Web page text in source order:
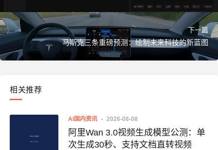
下一篇
马斯克三条重磅预测：绘制未来科技的新蓝图
相关推荐
AI国内资讯 2026-08-08
阿里Wan 3.0视频生成模型公测：单
次生成30秒、支持文档直转视频